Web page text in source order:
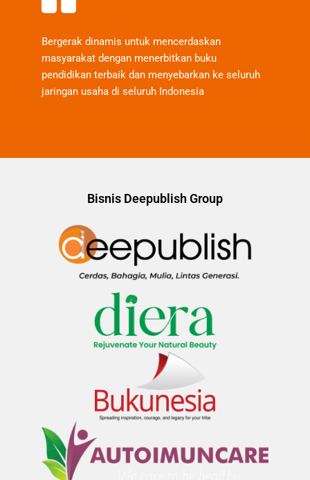
Bergerak dinamis untuk mencerdaskan
masyarakat dengan menerbitkan buku
pendidikan terbaik dan menyebarkan ke seluruh
jaringan usaha di seluruh Indonesia
Bisnis Deepublish Group